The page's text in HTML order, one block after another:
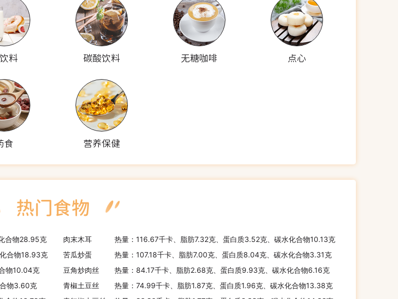
料 碳酸饮料 无糖咖啡 点心
食 营养保健
合物28.95克 肉末木耳
热量：116.67千卡、脂肪7.32克、蛋白质3.52克、碳水化合物10.13克
合物18.93克 苦瓜炒蛋
热量：107.18千卡、脂肪7.00克、蛋白质8.04克、碳水化合物3.31克
物10.04克 豆角炒肉丝
热量：84.17千卡、脂肪2.68克、蛋白质9.93克、碳水化合物6.16克
物3.60克 青椒土豆丝
热量：74.99千卡、脂肪1.87克、蛋白质1.96克、碳水化合物13.38克